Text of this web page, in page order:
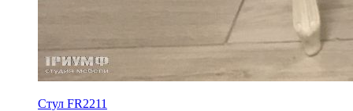
Стул FR2211